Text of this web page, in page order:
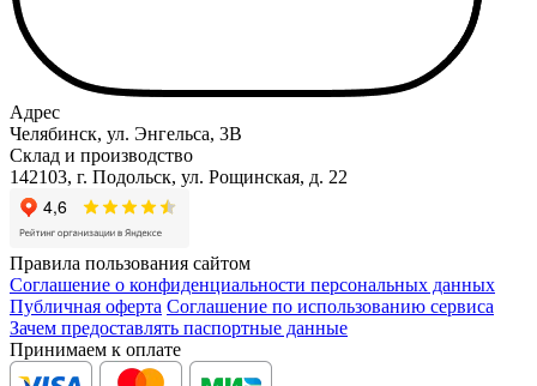
Адрес
Челябинск, ул. Энгельса, 3В
Склад и производство
142103, г. Подольск, ул. Рощинская, д. 22
Правила пользования сайтом
Соглашение о конфиденциальности персональных данных
Публичная оферта Соглашение по использованию сервиса
Зачем предоставлять паспортные данные
Принимаем к оплате